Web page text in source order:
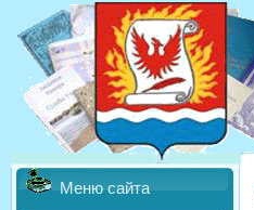
Меню сайта